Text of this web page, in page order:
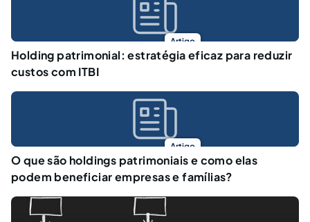
Artigo
Holding patrimonial: estratégia eficaz para reduzir
custos com ITBI
Artigo
O que são holdings patrimoniais e como elas
podem beneficiar empresas e famílias?